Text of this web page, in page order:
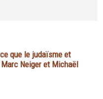
que le judaïsme et
Neiger et Michaël